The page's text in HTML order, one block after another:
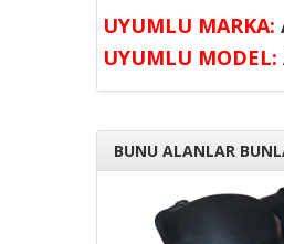
UYUMLU MARKA:
UYUMLU MODEL:
BUNU ALANLAR